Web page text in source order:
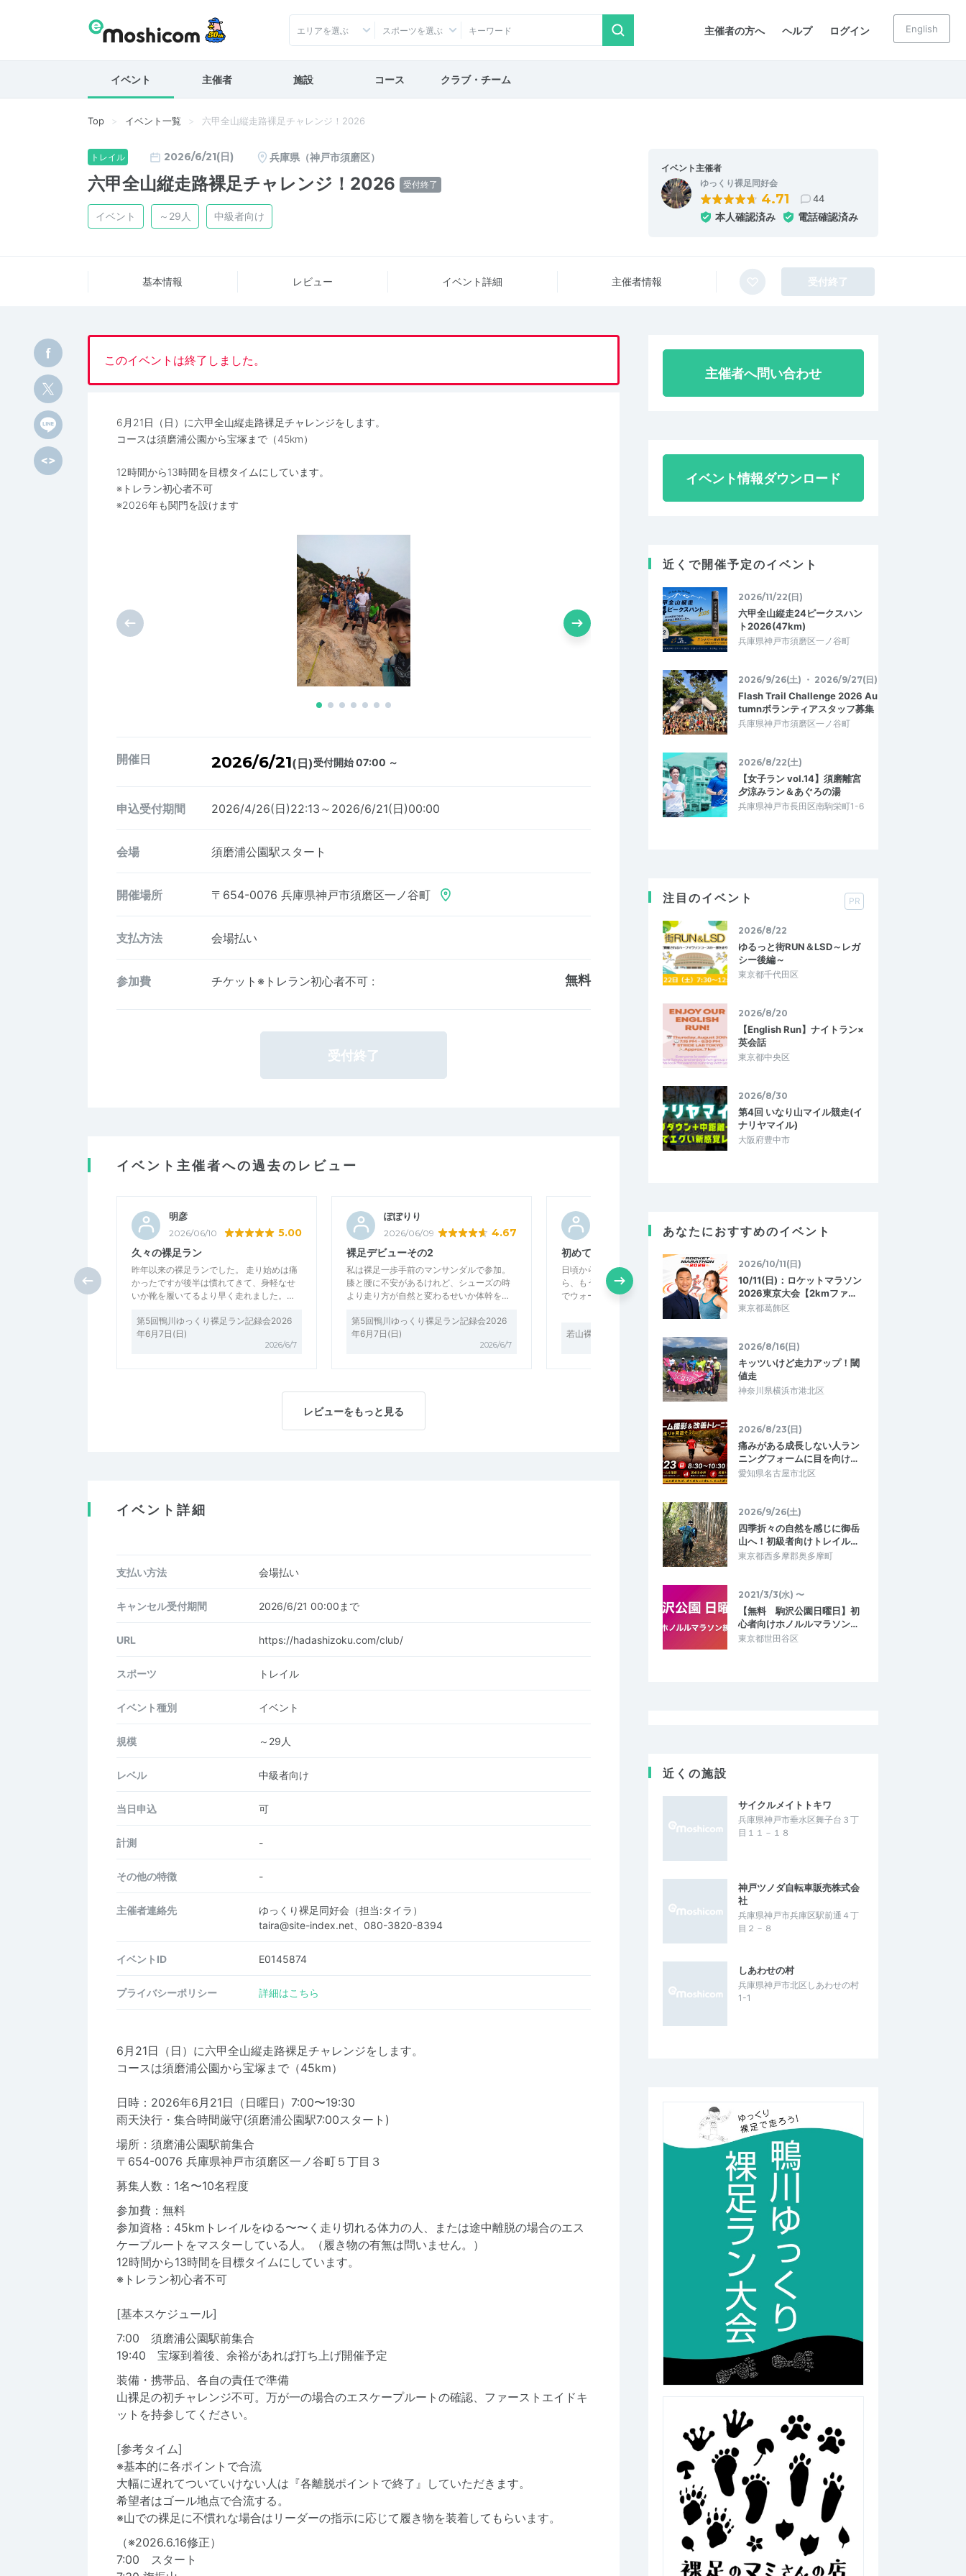
主催者の方へ ヘルプ ログイン
エリアを選ぶ スポーツを選ぶ English
イベント 主催者 施設 コース クラブ・チーム
Top イベント一覧 六甲全山縦走路裸足チャレンジ！2026
トレイル 2026/6/21(日) 兵庫県（神戸市須磨区）
六甲全山縦走路裸足チャレンジ！2026 受付終了
イベント ～29人 中級者向け
イベント主催者
ゆっくり裸足同好会
4.71 44
本人確認済み 電話確認済み
基本情報 レビュー イベント詳細 主催者情報 受付終了
このイベントは終了しました。
6月21日（日）に六甲全山縦走路裸足チャレンジをします。
コースは須磨浦公園から宝塚まで（45km）
12時間から13時間を目標タイムにしています。
※トレラン初心者不可
※2026年も関門を設けます
開催日 2026/6/21(日)受付開始 07:00 ～
申込受付期間 2026/4/26(日)22:13～2026/6/21(日)00:00
会場 須磨浦公園駅スタート
開催場所 〒654-0076 兵庫県神戸市須磨区一ノ谷町
支払方法 会場払い
参加費 チケット※トレラン初心者不可 : 無料
受付終了
イベント主催者への過去のレビュー
明彦
2026/06/10 5.00
久々の裸足ラン
昨年以来の裸足ランでした。 走り始めは痛
かったですが後半は慣れてきて、身軽なせ
いか靴を履いてるより早く走れました。…
第5回鴨川ゆっくり裸足ラン記録会2026
年6月7日(日)
2026/6/7
ぽぽりり
2026/06/09 4.67
裸足デビューその2
私は裸足一歩手前のマンサンダルで参加。
膝と腰に不安があるけれど、シューズの時
より走り方が自然と変わるせいか体幹を…
第5回鴨川ゆっくり裸足ラン記録会2026
年6月7日(日)
2026/6/7
4.00
初めての裸足登山
日頃から裸足でウォーキングするをしてた
ら、もう少し違うかったと思うので、裸足
でウォーキングする大切さを知れて良か…
若山裸足ウォーク・初級編
2026/4/29
2026/04/28
今年初めての裸足行事の参加でした。 さす
がに小石ゴロゴロが痛くて途中で断念しか
けましたが何とか登りだけ裸足達成しま…
レビューをもっと見る
イベント詳細
支払い方法 会場払い
キャンセル受付期間 2026/6/21 00:00まで
URL https://hadashizoku.com/club/
スポーツ トレイル
イベント種別 イベント
規模 ～29人
レベル 中級者向け
当日申込 可
計測 -
その他の特徴 -
主催者連絡先
ゆっくり裸足同好会（担当:タイラ）
taira@site-index.net、080-3820-8394
イベントID E0145874
プライバシーポリシー 詳細はこちら
6月21日（日）に六甲全山縦走路裸足チャレンジをします。
コースは須磨浦公園から宝塚まで（45km）
日時：2026年6月21日（日曜日）7:00〜19:30
雨天決行・集合時間厳守(須磨浦公園駅7:00スタート)
場所：須磨浦公園駅前集合
〒654-0076 兵庫県神戸市須磨区一ノ谷町５丁目３
募集人数：1名〜10名程度
参加費：無料
参加資格：45kmトレイルをゆる〜〜く走り切れる体力の人、または途中離脱の場合のエス
ケープルートをマスターしている人。（履き物の有無は問いません。）
12時間から13時間を目標タイムにしています。
※トレラン初心者不可
[基本スケジュール]
7:00 須磨浦公園駅前集合
19:40 宝塚到着後、余裕があれば打ち上げ開催予定
装備・携帯品、各自の責任で準備
山裸足の初チャレンジ不可。万が一の場合のエスケープルートの確認、ファーストエイドキ
ットを持参してください。
[参考タイム]
※基本的に各ポイントで合流
大幅に遅れてついていけない人は『各離脱ポイントで終了』していただきます。
希望者はゴール地点で合流する。
※山での裸足に不慣れな場合はリーダーの指示に応じて履き物を装着してもらいます。
（※2026.6.16修正）
7:00 スタート
主催者へ問い合わせ
イベント情報ダウンロード
近くで開催予定のイベント
2026/11/22(日)
六甲全山縦走24ピークスハン
ト2026(47km)
兵庫県神戸市須磨区一ノ谷町
2026/9/26(土) ・ 2026/9/27(日)
Flash Trail Challenge 2026 Au
tumnボランティアスタッフ募集
兵庫県神戸市須磨区一ノ谷町
2026/8/22(土)
【女子ラン vol.14】須磨離宮
夕涼みラン＆あぐろの湯
兵庫県神戸市長田区南駒栄町1-6
注目のイベント PR
2026/8/22
ゆるっと街RUN＆LSD～レガ
シー後編～
東京都千代田区
2026/8/20
【English Run】ナイトラン×
英会話
東京都中央区
2026/8/30
第4回 いなり山マイル競走(イ
ナリヤマイル)
大阪府豊中市
あなたにおすすめのイベント
2026/10/11(日)
10/11(日)：ロケットマラソン
2026東京大会【2kmファ…
東京都葛飾区
2026/8/16(日)
キッツいけど走力アップ！閾
値走
神奈川県横浜市港北区
2026/8/23(日)
痛みがある成長しない人ラン
ニングフォームに目を向け…
愛知県名古屋市北区
2026/9/26(土)
四季折々の自然を感じに御岳
山へ！初級者向けトレイル…
東京都西多摩郡奥多摩町
2021/3/3(水) 〜
【無料 駒沢公園日曜日】初
心者向けホノルルマラソン…
東京都世田谷区
近くの施設
サイクルメイトトキワ
兵庫県神戸市垂水区舞子台３丁
目１１－１８
神戸ツノダ自転車販売株式会
社
兵庫県神戸市兵庫区駅前通４丁
目２－８
しあわせの村
兵庫県神戸市北区しあわせの村
1-1